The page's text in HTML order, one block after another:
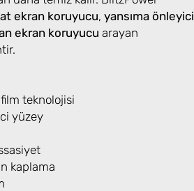
ekran koruyucu, yansıma önleyici
ekran koruyucu arayan
teknolojisi
yüzey
kaplama